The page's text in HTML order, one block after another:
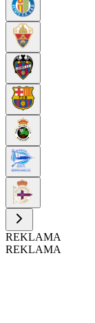
REKLAMA
REKLAMA